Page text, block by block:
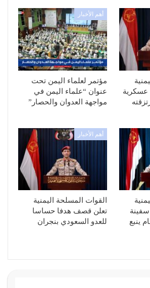
أهم الأخبار
مؤتمر لعلماء اليمن تحت
عنوان “علماء اليمن في
مواجهة العدوان والحصار”
ينبع
أهم الأخبار
القوات المسلحة اليمنية
تعلن قصف هدفا حساسا
للعدو السعودي بنجران